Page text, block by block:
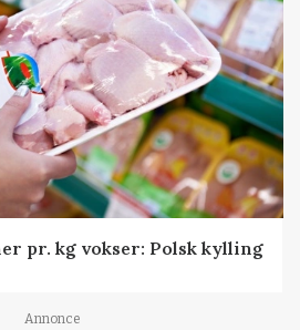
pr. kg vokser: Polsk kylling
Annonce